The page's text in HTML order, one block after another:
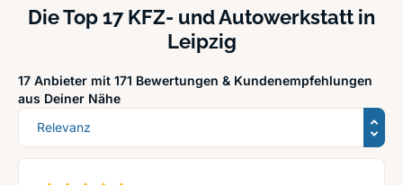
Die Top 17 KFZ- und Autowerkstatt in
Leipzig
17 Anbieter mit 171 Bewertungen & Kundenempfehlungen
aus Deiner Nähe
Sortierung